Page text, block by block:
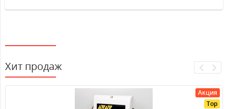
Хит продаж
Акция
Top